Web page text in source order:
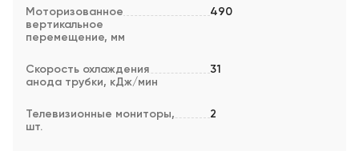
Моторизованное
вертикальное
перемещение, мм
490
Скорость охлаждения
анода трубки, кДж/мин
31
Телевизионные мониторы,
шт.
2